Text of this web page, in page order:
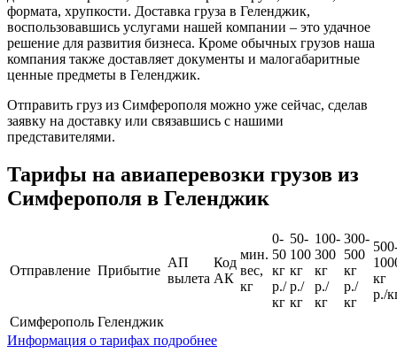
формата, хрупкости. Доставка груза в Геленджик,
воспользовавшись услугами нашей компании – это удачное
решение для развития бизнеса. Кроме обычных грузов наша
компания также доставляет документы и малогабаритные
ценные предметы в Геленджик.
Отправить груз из Симферополя можно уже сейчас, сделав
заявку на доставку или связавшись с нашими
представителями.
Тарифы на авиаперевозки грузов из
Симферополя в Геленджик
Отправление Прибытие
АП
вылета
Код
АК
мин.
вес,
кг
0-
50
кг
р./
кг
50-
100
кг
р./
кг
100-
300
кг
р./
кг
300-
500
кг
р./
кг
кг
р./
Симферополь Геленджик
Информация о тарифах подробнее